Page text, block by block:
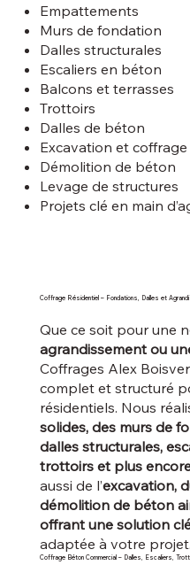
Empattements
Murs de fondation
Dalles structurales
Escaliers en béton
Balcons et terrasses
Trottoirs
Dalles de béton
Excavation et coffrage
Démolition de béton
Levage de structures
Projets clé en main
Coffrage Résidentiel – Fondations, Dalles et
Que ce soit pour une n
agrandissement ou
Coffrages Alex
complet et structuré
résidentiels. Nous
solides, des murs de
dalles structurales,
trottoirs et plus
aussi de l’excavation,
démolition de béton
offrant une solution
adaptée à votre projet.
Coffrage Béton Commercial – Dalles, Escaliers,